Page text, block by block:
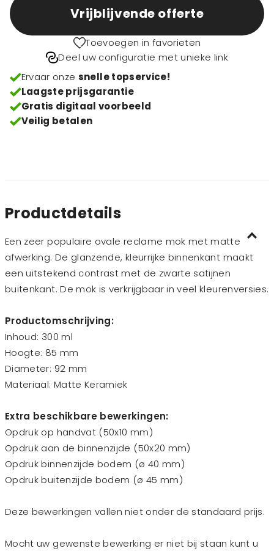
Vrijblijvende offerte
Toevoegen in favorieten
Deel uw configuratie met unieke link
Ervaar onze snelle topservice!
Laagste prijsgarantie
Gratis digitaal voorbeeld
Veilig betalen
Productdetails
Een zeer populaire ovale reclame mok met matte
afwerking. De glanzende, kleurrijke binnenkant maakt
een uitstekend contrast met de zwarte satijnen
buitenkant. De mok is verkrijgbaar in veel kleurenversies.
Productomschrijving:
Inhoud: 300 ml
Hoogte: 85 mm
Diameter: 92 mm
Materiaal: Matte Keramiek
Extra beschikbare bewerkingen:
Opdruk op handvat (50x10 mm)
Opdruk aan de binnenzijde (50x20 mm)
Opdruk binnenzijde bodem (ø 40 mm)
Opdruk buitenzijde bodem (ø 45 mm)
Deze bewerkingen vallen niet onder de standaard prijs.
Mocht uw gewenste bewerking er niet bij staan kunt u